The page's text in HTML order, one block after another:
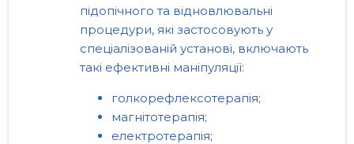
підопічного та відновлювальні
процедури, які застосовують у
спеціалізованій установі, включають
такі ефективні маніпуляції:
голкорефлексотерапія;
магнітотерапія;
електротерапія;